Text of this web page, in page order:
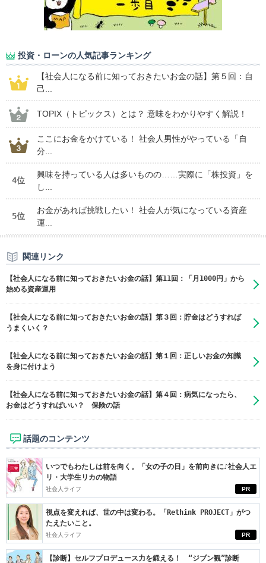
投資・ローンの人気記事ランキング
【社会人になる前に知っておきたいお金の話】第５回：自
己...
TOPIX（トピックス）とは？ 意味をわかりやすく解説！
ここにお金をかけている！ 社会人男性がやっている「自
分...
4位
興味を持っている人は多いものの……実際に「株投資」を
し...
5位
お金があれば挑戦したい！ 社会人が気になっている資産
運...
関連リンク
【社会人になる前に知っておきたいお金の話】第11回：「月1000円」から
始める資産運用
【社会人になる前に知っておきたいお金の話】第３回：貯金はどうすれば
うまくいく？
【社会人になる前に知っておきたいお金の話】第１回：正しいお金の知識
を身に付けよう
【社会人になる前に知っておきたいお金の話】第４回：病気になったら、
お金はどうすればいい？ 保険の話
話題のコンテンツ
PR
いつでもわたしは前を向く。「女の子の日」を前向きに♪社会人エ
リ・大学生リカの物語
社会人ライフ
PR
視点を変えれば、世の中は変わる。「Rethink PROJECT」がつ
たえたいこと。
社会人ライフ
【診断】セルフプロデュース力を鍛える！ “ジブン観”診断